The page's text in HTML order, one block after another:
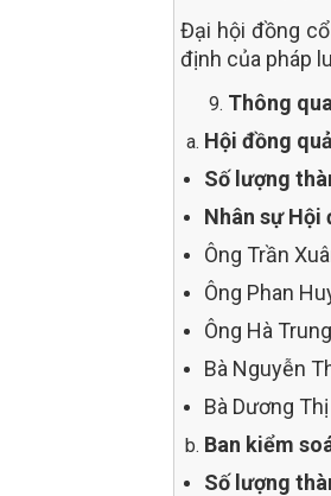
Đại hội đồng
định của pháp
Thông
Hội đồng
Số lượng
Nhân sự Hội
Ông Trần
Ông Phan
Ông Hà
Bà Nguyễn
Bà Dương
Ban kiểm
Số lượng